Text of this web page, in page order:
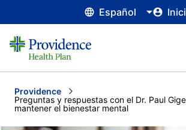
Español
Providence
Current:
Preguntas y respuestas con el Dr. Paul
mantener el bienestar mental